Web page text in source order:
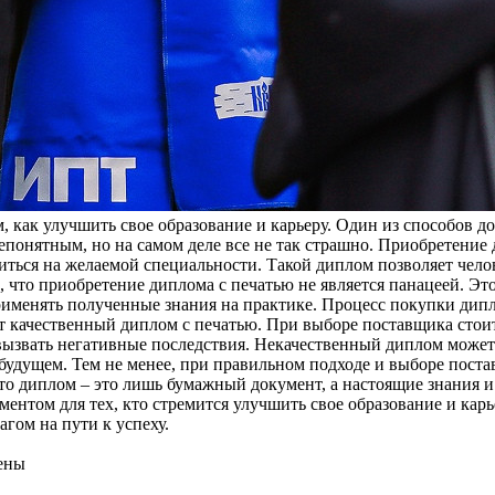
улучшить свое образование и карьеру. Один из способов
но на самом деле все не так страшно.
на желаемой специальности. Такой диплом позволяет
приобретение диплома с печатью не является панацеей.
полученные знания на практике. Процесс покупки
диплом с печатью. При выборе поставщика
негативные последствия. Некачественный диплом
Тем не менее, при правильном подходе и выборе
диплом – это лишь бумажный документ, а настоящие
для тех, кто стремится улучшить свое образование и
на пути к успеху.